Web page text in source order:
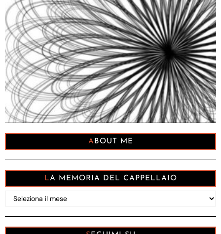
ABOUT ME
LA MEMORIA DEL CAPPELLAIO
memoria
del
Cappellaio